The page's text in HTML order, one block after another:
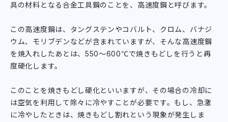
具の材料となる合金工具鋼のことを、高速度鋼と呼びます。
この高速度鋼は、タングステンやコバルト、クロム、バナジ
ウム、モリブデンなどが含まれていますが、そんな高速度鋼
を焼入れしたあとは、550～600℃で焼きもどしを行うと再
度硬化します。
このことを焼きもどし硬化といいますが、その場合の冷却に
は空気を利用して除々に冷やすことが必要です。もし、急激
に冷やしたときは、焼きもどし割れという現象が発生しま